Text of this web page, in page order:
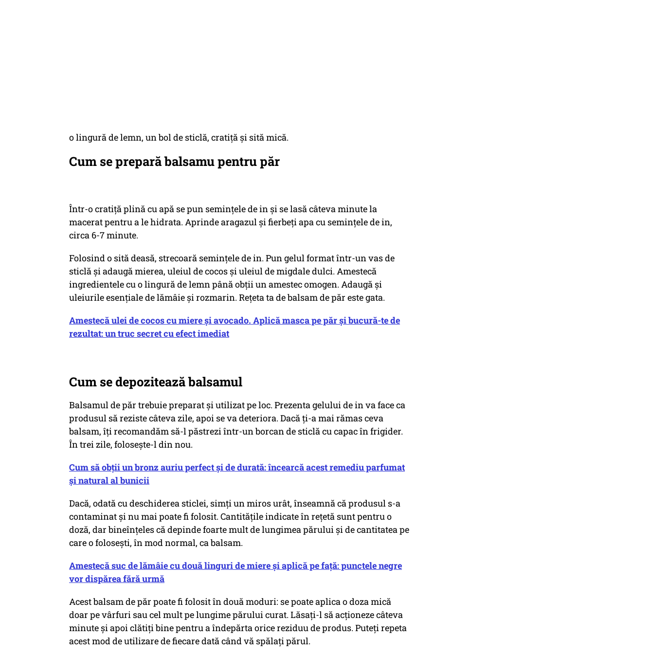
o lingură de lemn, un bol de sticlă, cratiță și sită mică.
Cum se prepară balsamu pentru păr
Într-o cratiță plină cu apă se pun semințele de in și se lasă câteva minute la
macerat pentru a le hidrata. Aprinde aragazul și fierbeți apa cu semințele de in,
circa 6-7 minute.
Folosind o sită deasă, strecoară semințele de in. Pun gelul format într-un vas de
sticlă și adaugă mierea, uleiul de cocos și uleiul de migdale dulci. Amestecă
ingredientele cu o lingură de lemn până obții un amestec omogen. Adaugă și
uleiurile esențiale de lămâie și rozmarin. Rețeta ta de balsam de păr este gata.
Amestecă ulei de cocos cu miere și avocado. Aplică masca pe păr și bucură-te de
rezultat: un truc secret cu efect imediat
Cum se depozitează balsamul
Balsamul de păr trebuie preparat și utilizat pe loc. Prezenta gelului de in va face ca
produsul să reziste câteva zile, apoi se va deteriora. Dacă ți-a mai rămas ceva
balsam, îți recomandăm să-l păstrezi într-un borcan de sticlă cu capac în frigider.
În trei zile, folosește-l din nou.
Cum să obții un bronz auriu perfect și de durată: încearcă acest remediu parfumat
și natural al bunicii
Dacă, odată cu deschiderea sticlei, simți un miros urât, înseamnă că produsul s-a
contaminat și nu mai poate fi folosit. Cantitățile indicate în rețetă sunt pentru o
doză, dar bineînțeles că depinde foarte mult de lungimea părului și de cantitatea pe
care o folosești, în mod normal, ca balsam.
Amestecă suc de lămâie cu două linguri de miere și aplică pe față: punctele negre
vor dispărea fără urmă
Acest balsam de păr poate fi folosit în două moduri: se poate aplica o doza mică
doar pe vârfuri sau cel mult pe lungime părului curat. Lăsați-l să acționeze câteva
minute și apoi clătiți bine pentru a îndepărta orice reziduu de produs. Puteți repeta
acest mod de utilizare de fiecare dată când vă spălați părul.